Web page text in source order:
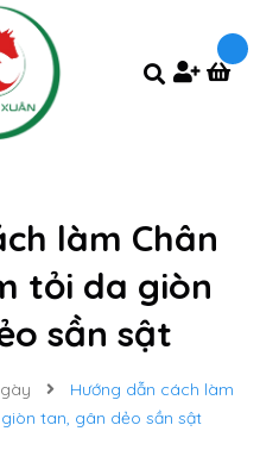
làm Chân
tỏi da giòn
sần sật
Hướng dẫn cách làm
tan, gân dẻo sần sật